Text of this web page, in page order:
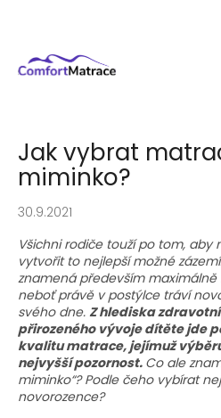
Jak vybrat
miminko?
30.9.2021
Všichni rodiče touží po tom, aby
vytvořit to nejlepší možné
znamená především maximálně
neboť právě v postýlce tráví
svého dne. Z hlediska
přirozeného vývoje dítěte jde
kvalitu matrace, jejímuž
nejvyšší pozornost. Co ale
miminko“? Podle čeho vybírat
novorozence?